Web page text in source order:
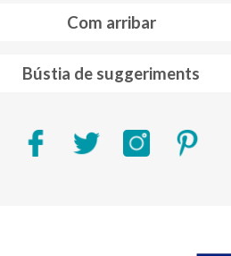
Com arribar
Bústia de suggeriments